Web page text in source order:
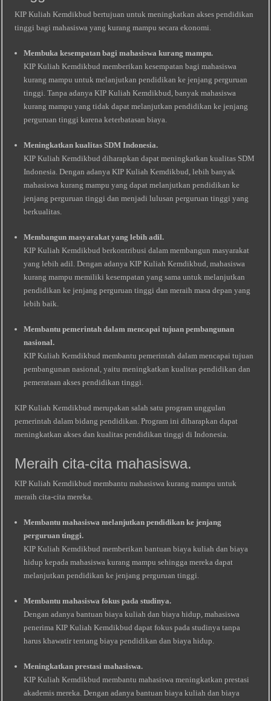
KIP Kuliah Kemdikbud bertujuan untuk meningkatkan akses pendidikan
tinggi bagi mahasiswa yang kurang mampu secara ekonomi.
Membuka kesempatan bagi mahasiswa kurang mampu.
KIP Kuliah Kemdikbud memberikan kesempatan bagi mahasiswa
kurang mampu untuk melanjutkan pendidikan ke jenjang perguruan
tinggi. Tanpa adanya KIP Kuliah Kemdikbud, banyak mahasiswa
kurang mampu yang tidak dapat melanjutkan pendidikan ke jenjang
perguruan tinggi karena keterbatasan biaya.
Meningkatkan kualitas SDM Indonesia.
KIP Kuliah Kemdikbud diharapkan dapat meningkatkan kualitas SDM
Indonesia. Dengan adanya KIP Kuliah Kemdikbud, lebih banyak
mahasiswa kurang mampu yang dapat melanjutkan pendidikan ke
jenjang perguruan tinggi dan menjadi lulusan perguruan tinggi yang
berkualitas.
Membangun masyarakat yang lebih adil.
KIP Kuliah Kemdikbud berkontribusi dalam membangun masyarakat
yang lebih adil. Dengan adanya KIP Kuliah Kemdikbud, mahasiswa
kurang mampu memiliki kesempatan yang sama untuk melanjutkan
pendidikan ke jenjang perguruan tinggi dan meraih masa depan yang
lebih baik.
Membantu pemerintah dalam mencapai tujuan pembangunan
nasional.
KIP Kuliah Kemdikbud membantu pemerintah dalam mencapai tujuan
pembangunan nasional, yaitu meningkatkan kualitas pendidikan dan
pemerataan akses pendidikan tinggi.
KIP Kuliah Kemdikbud merupakan salah satu program unggulan
pemerintah dalam bidang pendidikan. Program ini diharapkan dapat
meningkatkan akses dan kualitas pendidikan tinggi di Indonesia.
Meraih cita-cita mahasiswa.
KIP Kuliah Kemdikbud membantu mahasiswa kurang mampu untuk
meraih cita-cita mereka.
Membantu mahasiswa melanjutkan pendidikan ke jenjang
perguruan tinggi.
KIP Kuliah Kemdikbud memberikan bantuan biaya kuliah dan biaya
hidup kepada mahasiswa kurang mampu sehingga mereka dapat
melanjutkan pendidikan ke jenjang perguruan tinggi.
Membantu mahasiswa fokus pada studinya.
Dengan adanya bantuan biaya kuliah dan biaya hidup, mahasiswa
penerima KIP Kuliah Kemdikbud dapat fokus pada studinya tanpa
harus khawatir tentang biaya pendidikan dan biaya hidup.
Meningkatkan prestasi mahasiswa.
KIP Kuliah Kemdikbud membantu mahasiswa meningkatkan prestasi
akademis mereka. Dengan adanya bantuan biaya kuliah dan biaya